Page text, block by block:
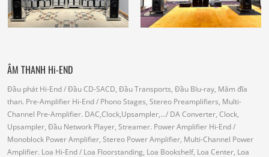
ÂM THANH Hi-END
Đầu phát Hi-End/ Đầu CD-SACD, Đầu Transports, Đầu Blu-ray, Mâm đĩa
than. Pre-Amplifier Hi-End/ Phono Stages, Stereo Preamplifiers, Multi-
Channel Pre-Amplifier. DAC,Clock,Upsampler,.../ DA Converter, Clock,
Upsampler, Đầu Network Player, Streamer. Power Amplifier Hi-End/
Monoblock Power Amplifier, Stereo Power Amplifier, Multi-Channel Power
Amplifier. Loa Hi-End/ Loa Floorstanding, Loa Bookshelf, Loa Center, Loa